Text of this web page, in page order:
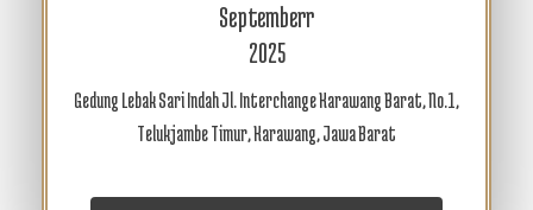
Septemberr
2025
Gedung Lebak Sari Indah Jl. Interchange Karawang Barat, No.1,
Telukjambe Timur, Karawang, Jawa Barat